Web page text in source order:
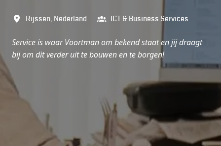
Rijssen, Nederland ICT & Business Services
Service is waar Voortman om bekend staat en jij draagt
bij om dit verder uit te bouwen en te borgen!